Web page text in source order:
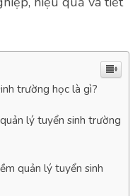
trường học là gì?
lý tuyển sinh trường
quản lý tuyển sinh